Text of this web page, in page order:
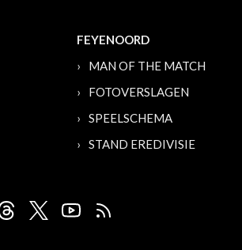
FEYENOORD
MAN OF THE MATCH
FOTOVERSLAGEN
SPEELSCHEMA
STAND EREDIVISIE